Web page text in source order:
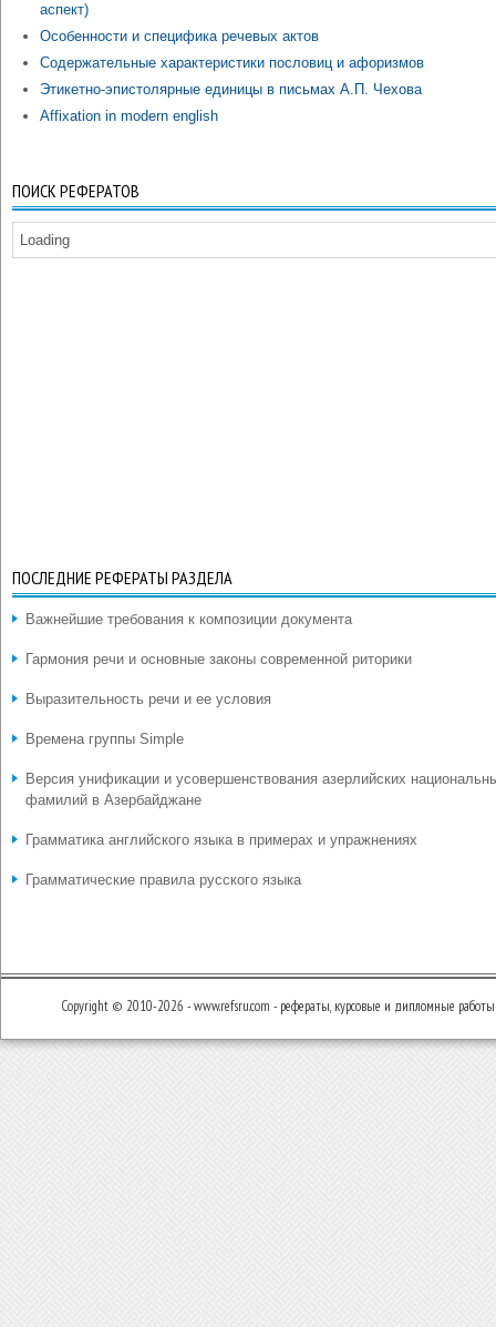
аспект)
Особенности и специфика речевых актов
Содержательные характеристики пословиц и афоризмов
Этикетно-эпистолярные единицы в письмах А.П. Чехова
Affixation in modern english
ПОИСК РЕФЕРАТОВ
Loading
ПОСЛЕДНИЕ РЕФЕРАТЫ РАЗДЕЛА
Важнейшие требования к композиции документа
Гармония речи и основные законы современной риторики
Выразительность речи и ее условия
Времена группы Simple
Версия унификации и усовершенствования азерлийских
фамилий в Азербайджане
Грамматика английского языка в примерах и упражнениях
Грамматические правила русского языка
Copyright © 2010-2026 - www.refsru.com - рефераты, курсовые и дипломные работы